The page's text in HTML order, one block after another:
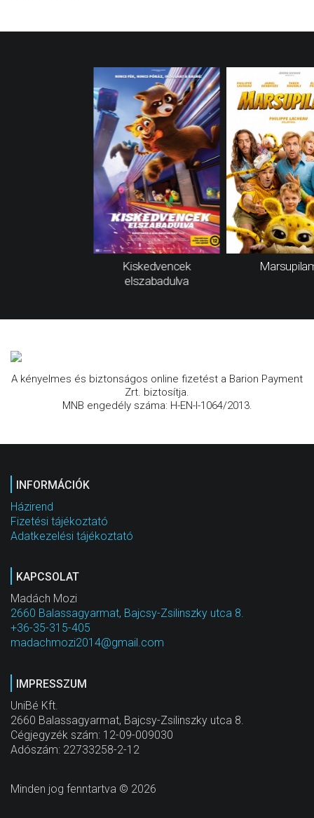
Kiskedvencek
elszabadulva
A kényelmes és biztonságos online fizetést a Barion Payment
Zrt. biztosítja.
MNB engedély száma: H-EN-I-1064/2013.
INFORMÁCIÓK
Házirend
Fizetési tájékoztató
Adatkezelési tájékoztató
KAPCSOLAT
Madách Mozi
2660 Balassagyarmat, Bajcsy-Zsilinszky utca 8.
+36-35-315-405
madachmozi2014@gmail.com
IMPRESSZUM
UniBé Kft.
2660 Balassagyarmat, Bajcsy-Zsilinszky utca 8.
Cégjegyzék szám: 12-09-009030
Adószám: 22733258-2-12
Minden jog fenntartva © 2026